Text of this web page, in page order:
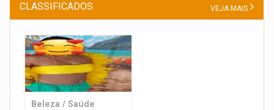
CLASSIFICADOS VEJA MAIS
Beleza / Saúde